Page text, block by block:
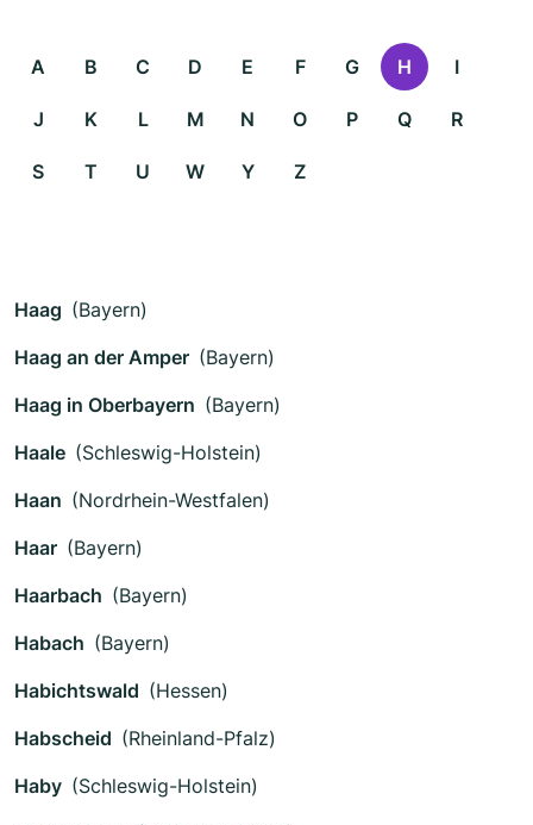
A B C D E F G H I
J K L M N O P Q R
S T U W Y Z
Haag (Bayern)
Haag an der Amper (Bayern)
Haag in Oberbayern (Bayern)
Haale (Schleswig-Holstein)
Haan (Nordrhein-Westfalen)
Haar (Bayern)
Haarbach (Bayern)
Habach (Bayern)
Habichtswald (Hessen)
Habscheid (Rheinland-Pfalz)
Haby (Schleswig-Holstein)